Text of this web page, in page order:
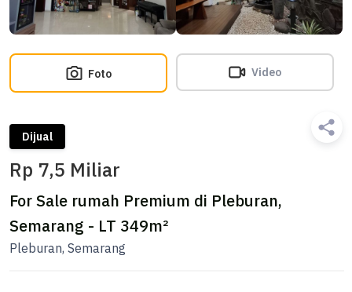
Foto Video
Dijual
Rp 7,5 Miliar
For Sale rumah Premium di Pleburan,
Semarang - LT 349m²
Pleburan, Semarang